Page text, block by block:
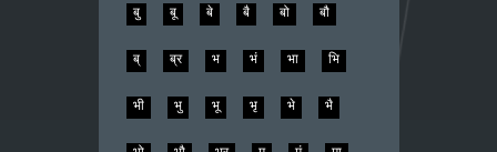
बु बू बे बै बो बौ
ब् ब्र भ भं भा भि
भी भु भू भृ भे भै